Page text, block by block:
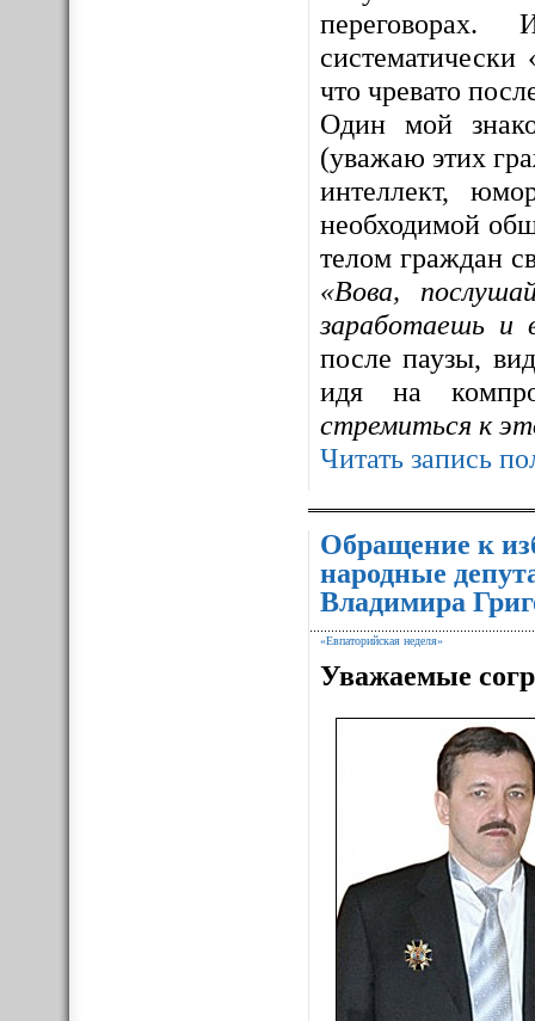
переговорах.
что чревато
Один мой
(уважаю этих
интеллект,
необходимой
телом граждан
«Вова,
заработаешь и
после паузы,
идя на
стремиться к
Читать запись
Обращение к
народные
Владимира
«Евпаторийская неделя»
Уважаемые